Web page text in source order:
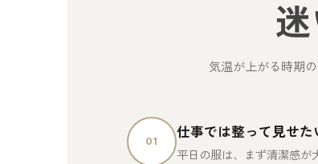
気温が上がる時期
01
仕事では整って見せた
平日の服は、まず清潔感が